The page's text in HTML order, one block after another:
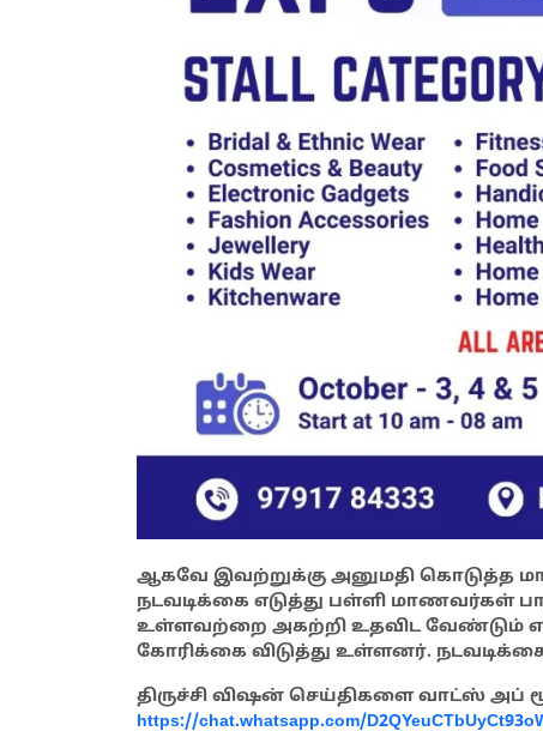
ஆகவே இவற்றுக்கு அனுமதி கொடுத்த
நடவடிக்கை எடுத்து பள்ளி மாணவர்கள்
உள்ளவற்றை அகற்றி உதவிட வேண்டும்
கோரிக்கை விடுத்து உள்ளனர். நடவடிக்கை
திருச்சி விஷன் செய்திகளை வாட்ஸ் அப்
https://chat.whatsapp.com/